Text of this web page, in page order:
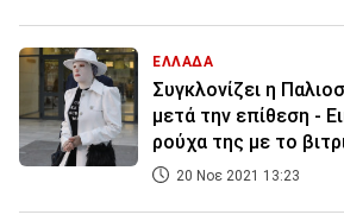
ΕΛΛΑΔΑ
Συγκλονίζει η
μετά την επίθεση -
ρούχα της με το
20 Νοε 2021 13:23